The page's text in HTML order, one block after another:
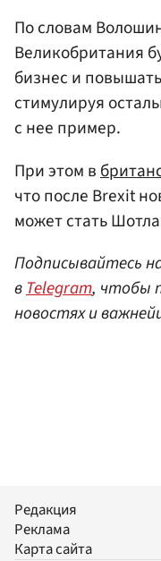
По словам
Великобритания
бизнес и
стимулируя
с нее пример.
При этом в
что после Brexit
может стать
Подписывайтесь
вTelegram, чтобы
новостях и
Редакция
Реклама
Карта сайта